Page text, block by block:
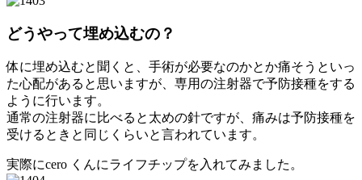
どうやって埋め込むの？
体に埋め込むと聞くと、手術が必要なのかとか痛そうといっ
た心配があると思いますが、専用の注射器で予防接種をする
ように行います。
通常の注射器に比べると太めの針ですが、痛みは予防接種を
受けるときと同じくらいと言われています。
実際にcero くんにライフチップを入れてみました。